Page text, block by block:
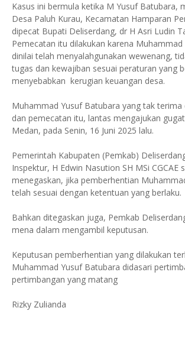
Kasus ini bermula ketika M Yusuf Batubara,
Desa Paluh Kurau, Kecamatan Hamparan
dipecat Bupati Deliserdang, dr H Asri Ludin
Pemecatan itu dilakukan karena
dinilai telah menyalahgunakan wewenang,
tugas dan kewajiban sesuai peraturan yang
menyebabkan kerugian keuangan desa.
Muhammad Yusuf Batubara yang tak terima
dan pemecatan itu, lantas mengajukan
Medan, pada Senin, 16 Juni 2025 lalu.
Pemerintah Kabupaten (Pemkab)
Inspektur, H Edwin Nasution SH MSi CGCAE
menegaskan, jika pemberhentian
telah sesuai dengan ketentuan yang berlaku.
Bahkan ditegaskan juga, Pemkab
mena dalam mengambil keputusan.
Keputusan pemberhentian yang dilakukan
Muhammad Yusuf Batubara didasari
pertimbangan yang matang
Rizky Zulianda